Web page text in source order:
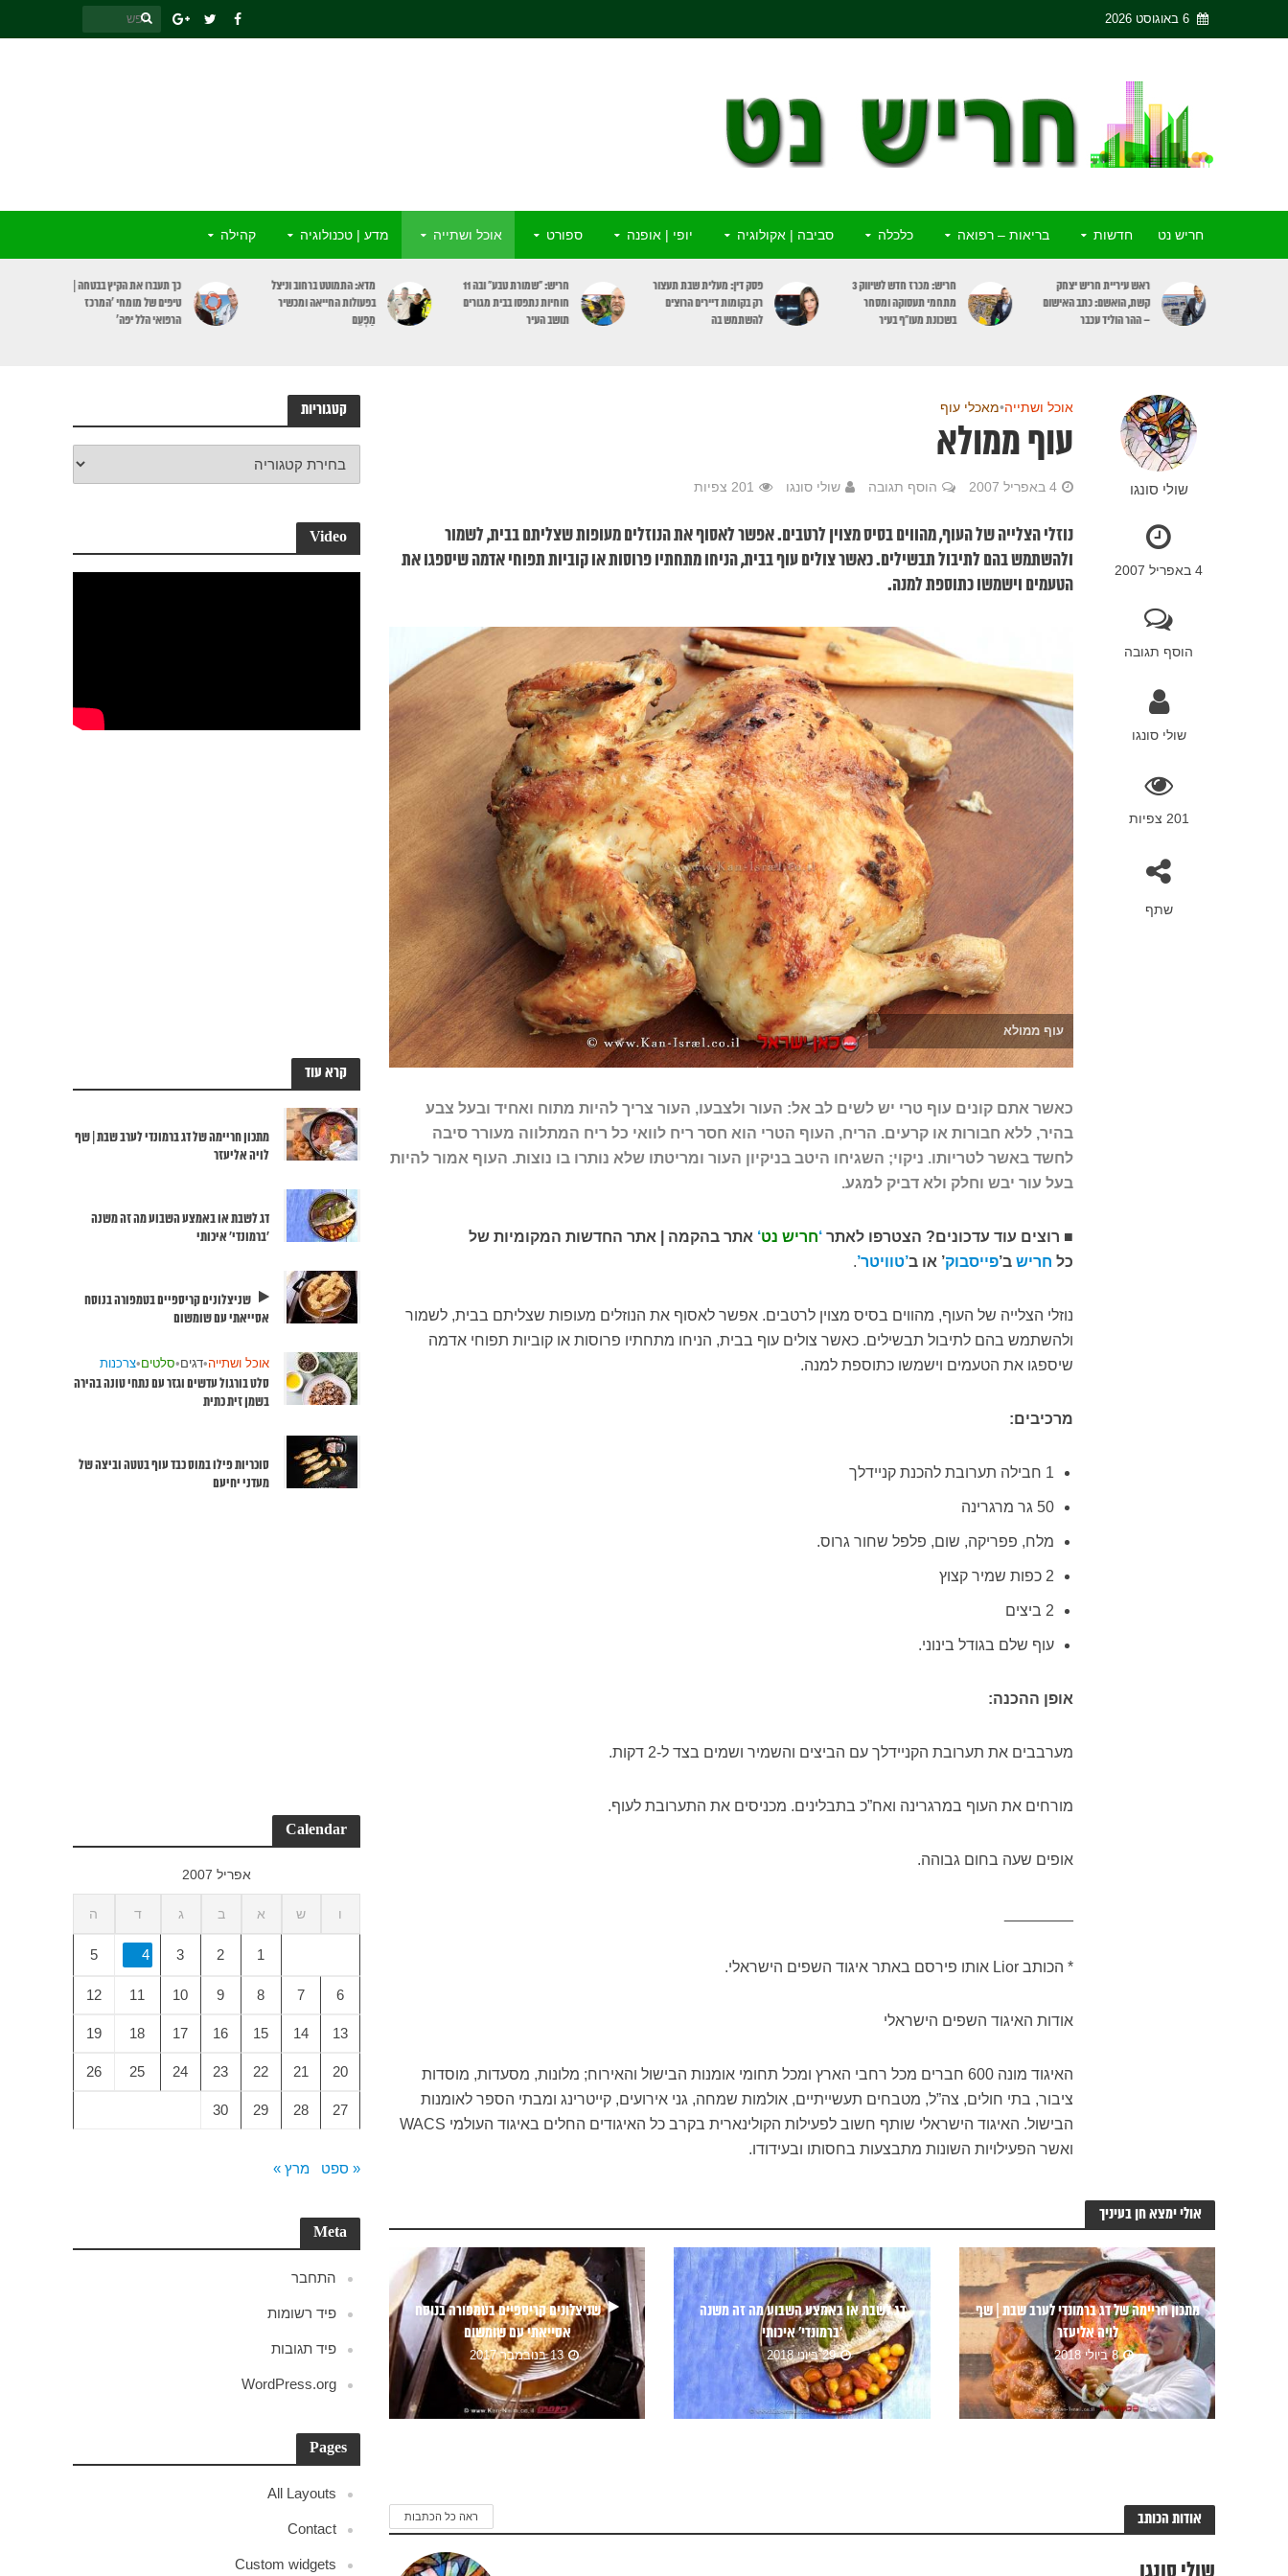
6 באוגוסט 2026
חריש נט חדשות בריאות – רפואה כלכלה סביבה | אקולוגיה יופי | אופנה ספורט אוכל ושתייה מדע | טכנולוגיה קהילה
מתחמי תעסוקה ומסחר
בשכונת מעו”ף בעיר
פסק דין: מעלית שבת תעצור
רק בקומות דיירים הרוצים
להשתמש בה
חריש: “שמורת טבע” ובה 11
חוחיות נתפסו בבית מגורים
תושב העיר
מדא: התמוטט ברחוב וניצל
בפעולות החייאה ומכשיר
מַפְעֵם
כך תעברו את הקיץ בבטחה |
טיפים של מומחי ‘המרכז
הרפואי הלל יפה’
אבטיח, כולו בריאות: מקור
לחומרים מזינים וגם תורם
לבריאות הלב
קטגוריות
Video
קרא עוד
מתכון חריימה של דג ברמונדי לערב שבת | שף
לויה אליעזר
דג לשבת או באמצע השבוע מה זה משנה
‘ברמונדי’ איכותי
שניצלונים קריספיים בטמפורה בנוסח
אסייאתי עם שומשום
אוכל ושתייה•דגים•סלטים•צרכנות
סלט בורגול עדשים וגזר עם נתחי טונה בהירה
בשמן זית כתית
סוכריות פילו במוס כבד עוף בטטה וביצה של
מעדני יחיעם
Calendar
אפריל 2007
ו ש א ב ג ד ה
1
2
3
4
5
6
7
8
9
10
11
12
13
14
15
16
17
18
19
20
21
22
23
24
25
26
27
28
29
30
« ספט מרץ »
Meta
התחבר
פיד רשומות
פיד תגובות
WordPress.org
Pages
All Layouts
Contact
Custom widgets
שולי סונגו
4 באפריל 2007
הוסף תגובה
שולי סונגו
201 צפיות
שתף
אוכל ושתייה•מאכלי עוף
עוף ממולא
4 באפריל 2007 הוסף תגובה שולי סונגו 201 צפיות
נוזלי הצלייה של העוף, מהווים בסיס מצוין לרטבים. אפשר לאסוף את הנוזלים מעופות שצליתם בבית, לשמור
ולהשתמש בהם לתיבול תבשילים. כאשר צולים עוף בבית, הניחו מתחתיו פרוסות או קוביות תפוחי אדמה שיספגו את
הטעמים וישמשו כתוספת למנה.
עוף ממולא
כאשר אתם קונים עוף טרי יש לשים לב אל: העור ולצבעו, העור צריך להיות מתוח ואחיד ובעל צבע
בהיר, ללא חבורות או קרעים. הריח, העוף הטרי הוא חסר ריח לוואי כל ריח המתלווה מעורר סיבה
לחשד באשר לטריותו. ניקוי; השגיחו היטב בניקיון העור ומריטתו שלא נותרו בו נוצות. העוף אמור להיות
בעל עור יבש וחלק ולא דביק למגע.
■ רוצים עוד עדכונים? הצטרפו לאתר‘חריש נט‘ אתר בהקמה | אתר החדשות המקומיות של
כל חרישב’פייסבוק’ או ב’טוויטר’.
נוזלי הצלייה של העוף, מהווים בסיס מצוין לרטבים. אפשר לאסוף את הנוזלים מעופות שצליתם בבית, לשמור
ולהשתמש בהם לתיבול תבשילים. כאשר צולים עוף בבית, הניחו מתחתיו פרוסות או קוביות תפוחי אדמה
שיספגו את הטעמים וישמשו כתוספת למנה.
מרכיבים:
1 חבילה תערובת להכנת קניידלך
50 גר מרגרינה
מלח, פפריקה, שום, פלפל שחור גרוס.
2 כפות שמיר קצוץ
2 ביצים
עוף שלם בגודל בינוני.
אופן ההכנה:
מערבבים את תערובת הקניידלך עם הביצים והשמיר ושמים בצד ל-2 דקות.
מורחים את העוף במרגרינה ואח”כ בתבלינים. מכניסים את התערובת לעוף.
אופים שעה בחום גבוהה.
* הכותב Lior אותו פירסם באתר איגוד השפים הישראלי.
אודות האיגוד השפים הישראלי
האיגוד מונה 600 חברים מכל רחבי הארץ ומכל תחומי אומנות הבישול והאירוח; מלונות, מסעדות, מוסדות
ציבור, בתי חולים, צה”ל, מטבחים תעשייתיים, אולמות שמחה, גני אירועים, קייטרינג ומבתי הספר לאומנות
הבישול. האיגוד הישראלי שותף חשוב לפעילות הקולינארית בקרב כל האיגודים החלים באיגוד העולמי WACS
ואשר הפעילויות השונות מתבצעות בחסותו ובעידודו.
אולי ימצא חן בעיניך
מתכון חריימה של דג ברמונדי לערב שבת | שף
לויה אליעזר
8 ביולי 2018
דג לשבת או באמצע השבוע מה זה משנה
‘ברמונדי’ איכותי
29 ביוני 2018
שניצלונים קריספיים בטמפורה בנוסח
אסייאתי עם שומשום
13 בנובמבר 2017
אודות הכותב ראה כל הכתבות